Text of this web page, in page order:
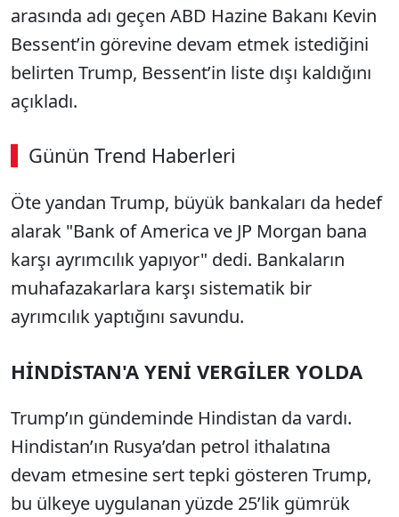
arasında adı geçen ABD Hazine Bakanı Kevin
Bessent’in görevine devam etmek istediğini
belirten Trump, Bessent’in liste dışı kaldığını
açıkladı.
Günün Trend Haberleri
Öte yandan Trump, büyük bankaları da hedef
alarak "Bank of America ve JP Morgan bana
karşı ayrımcılık yapıyor" dedi. Bankaların
muhafazakarlara karşı sistematik bir
ayrımcılık yaptığını savundu.
HİNDİSTAN'A YENİ VERGİLER YOLDA
Trump’ın gündeminde Hindistan da vardı.
Hindistan’ın Rusya’dan petrol ithalatına
devam etmesine sert tepki gösteren Trump,
bu ülkeye uygulanan yüzde 25’lik gümrük